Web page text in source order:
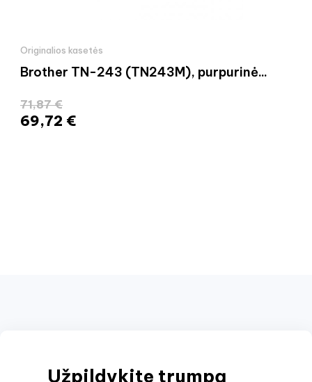
Originalios kasetės
Brother TN-243 (TN243M), purpurinė...
71,87 €
69,72 €
Užpildykite trumpą